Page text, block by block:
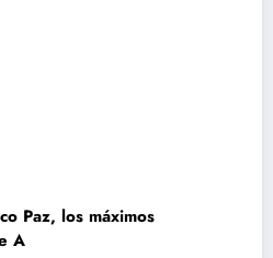
Paz, los máximos
A